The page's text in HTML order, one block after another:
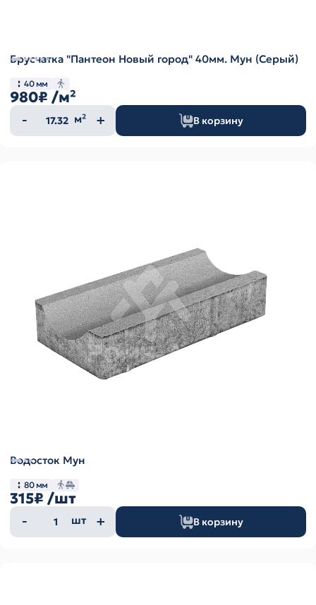
Брусчатка "Пантеон Новый город" 40мм. Мун (Серый)
40 мм
980₽ /м²
Количество
товара
м² В корзину
Водосток Мун
80 мм
315₽ /шт
Количество
товара
шт В корзину